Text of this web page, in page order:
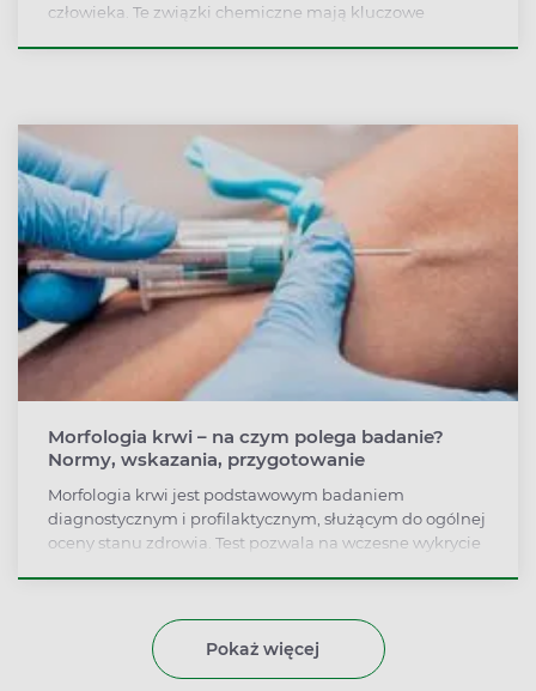
człowieka. Te związki chemiczne mają kluczowe
wartości zaliczana jest hipercholesterolemia rodzinna,
niedobór estrogenów, niekontrolowana cukrzyca bądź
niedoczynność tarczycy. Niedobór cząsteczki
współwystępuje natomiast z przewlekłą niewydolnością
nerek.
Morfologia krwi – na czym polega badanie?
Normy, wskazania, przygotowanie
Morfologia krwi jest podstawowym badaniem
diagnostycznym i profilaktycznym, służącym do ogólnej
oceny stanu zdrowia. Test pozwala na wczesne wykrycie
analizie poddawane są zawarte w krwi elementy
morfotyczne – erytrocyty, leukocyty i trombocyty. Pełna
wersja badania wzbogacona jest o opis tzw. wskaźników
Pokaż więcej